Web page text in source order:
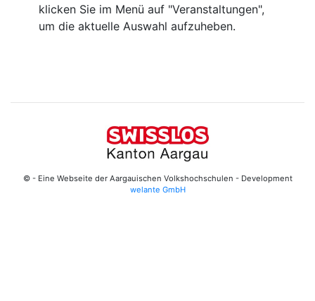
klicken Sie im Menü auf "Veranstaltungen",
um die aktuelle Auswahl aufzuheben.
© - Eine Webseite der Aargauischen Volkshochschulen - Development
welante GmbH